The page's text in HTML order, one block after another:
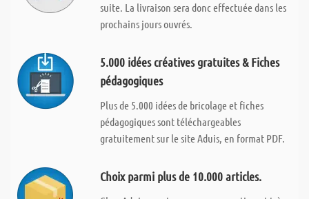
suite. La livraison sera donc effectuée dans les
prochains jours ouvrés.
5.000 idées créatives gratuites & Fiches
pédagogiques
Plus de 5.000 idées de bricolage et fiches
pédagogiques sont téléchargeables
gratuitement sur le site Aduis, en format PDF.
Choix parmi plus de 10.000 articles.